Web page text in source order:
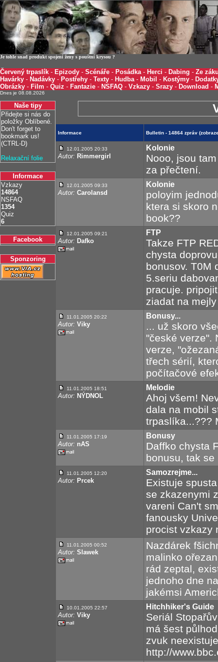
Je tohle snad produkt spojení ženy s pouštní krysou ?
Červený trpaslík - Epizody - Scénáře - Posádka- Herci - Dabing - Ze
Havárky - Nadávky - Postřehy - Texty - Hudba- Mobil - Kostýmy -
Obrázky - Film - Quiz - Fantazie - NSFAQ - Vzkazy - Srazy - Download -
Dnes je 08.08.2026
Naše tipy
Přidejte si nás do
položky Oblíbené.
Don't forget to
bookmark us!
(CTRL-D)
Relaxační folie
Informace
Vzkazy
14864
NSFAQ
1354
Quiz
6
Facebook
Sponzoring
Informace Bulletin - 14864 zpráv
12.01.2005 20:33
Autor: Rimmergirl
Kolonie
Nooo, jsou
za přečtení.
12.01.2005 09:33
Autor: Carolansd
Kolonie
poloyim
ktera si skoro
book??
12.01.2005 09:21
Autor: Dafko
FTP
Takze FTP
chysta
bonusov. T0M
5.seriu
pracuje.
ziadat na
11.01.2005 20:22
Autor: Viky
Bonusy...
... už skoro
"české verze".
verze,
třech sérií,
počítačové
11.01.2005 18:51
Autor: NÝDNOL
Melodie
Ahoj všem!
dala na mobil
trpaslíka...???
11.01.2005 17:19
Autor: nAS
Bonusy
Daffko chysta
bonusu, tak
11.01.2005 12:20
Autor: Prcek
Samozrejme...
Existuje
se zkazenymi
vareni Can't
fanousky
procist vzkazy
11.01.2005 00:52
Autor: Slawek
Nazdárek
malinko
rád zeptal,
jednoho dne
jakémsi
10.01.2005 22:57
Autor: Viky
Hitchhiker's Guide
Seriál
má šest
zvuk
http://